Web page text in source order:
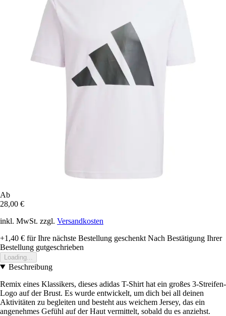
Ab
28,00 €
inkl. MwSt. zzgl. Versandkosten
+1,40 € für Ihre nächste Bestellung geschenkt Nach Bestätigung Ihrer
Bestellung gutgeschrieben
Loading...
Beschreibung
Remix eines Klassikers, dieses adidas T-Shirt hat ein großes 3-Streifen-
Logo auf der Brust. Es wurde entwickelt, um dich bei all deinen
Aktivitäten zu begleiten und besteht aus weichem Jersey, das ein
angenehmes Gefühl auf der Haut vermittelt, sobald du es anziehst.